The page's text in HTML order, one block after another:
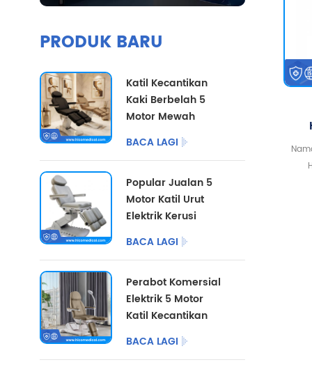
PRODUK BARU
Katil Kecantikan
Kaki Berbelah 5
Motor Mewah
dengan Pilihan
Warna Tersuai
BACA LAGI
Popular Jualan 5
Motor Katil Urut
Elektrik Kerusi
Pedikur Kosmetik
Perabot Salon Katil
untuk Pusat
Podiatri
BACA LAGI
Perabot Komersial
Elektrik 5 Motor
Katil Kecantikan
dengan Kaki
Berbelah
BACA LAGI